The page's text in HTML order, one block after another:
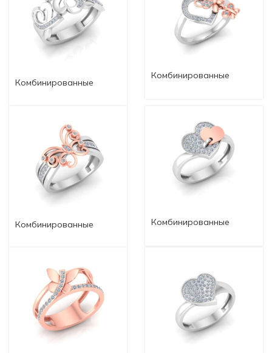
Комбинированные
Комбинированные
Комбинированные
Комбинированные